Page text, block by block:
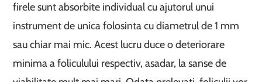
firele sunt absorbite individual cu ajutorul unui
instrument de unica folosinta cu diametrul de 1 mm
sau chiar mai mic. Acest lucru duce o deteriorare
minima a foliculului respectiv, asadar, la sanse de